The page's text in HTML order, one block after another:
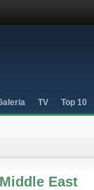
TV Top 10
East